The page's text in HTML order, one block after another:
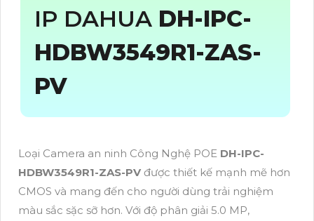
IP DAHUA DH-IPC-
HDBW3549R1-ZAS-
PV
Loại Camera an ninh Công Nghệ POE DH-IPC-
HDBW3549R1-ZAS-PV được thiết kế mạnh mẽ hơn
CMOS và mang đến cho người dùng trải nghiệm
màu sắc sặc sỡ hơn. Với độ phân giải 5.0 MP,